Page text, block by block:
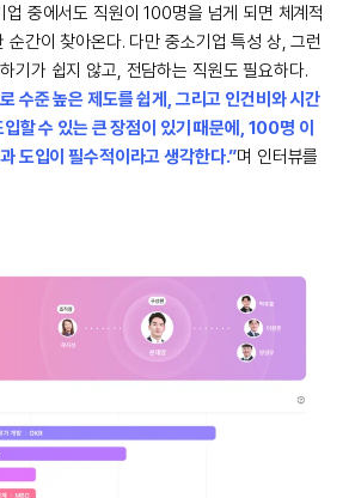
업 중에서도 직원이 100명을 넘게 되면 체계적
순간이 찾아온다. 다만 중소기업 특성 상, 그런
기가 쉽지 않고, 전담하는 직원도 필요하다.
수준 높은 제도를 쉽게, 그리고 인건비와 시간
할 수 있는 큰 장점이 있기 때문에, 100명 이
도입이 필수적이라고 생각한다.”며 인터뷰를